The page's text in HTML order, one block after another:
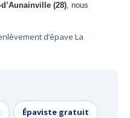
(28), nous
d’épave La
Épaviste gratuit